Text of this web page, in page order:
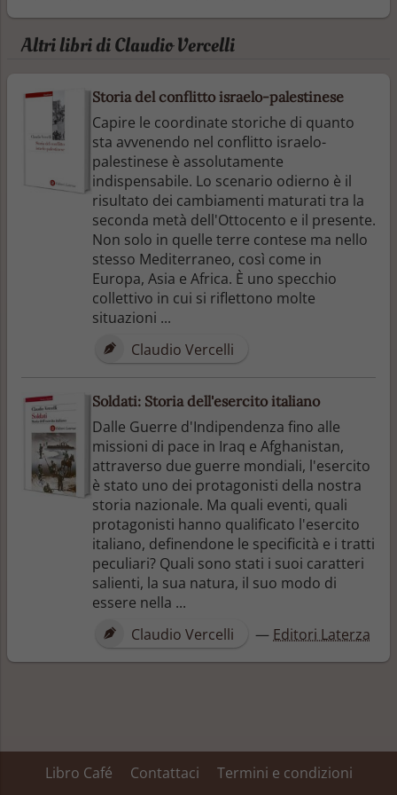
Altri libri di Claudio Vercelli
Storia del conflitto israelo-palestinese
Capire le coordinate storiche di quanto
sta avvenendo nel conflitto israelo-
palestinese è assolutamente
indispensabile. Lo scenario odierno è il
risultato dei cambiamenti maturati tra la
seconda metà dell'Ottocento e il presente.
Non solo in quelle terre contese ma nello
stesso Mediterraneo, così come in
Europa, Asia e Africa. È uno specchio
collettivo in cui si riflettono molte
situazioni ...
Claudio Vercelli
Soldati: Storia dell'esercito italiano
Dalle Guerre d'Indipendenza fino alle
missioni di pace in Iraq e Afghanistan,
attraverso due guerre mondiali, l'esercito
è stato uno dei protagonisti della nostra
storia nazionale. Ma quali eventi, quali
protagonisti hanno qualificato l'esercito
italiano, definendone le specificità e i tratti
peculiari? Quali sono stati i suoi caratteri
salienti, la sua natura, il suo modo di
essere nella ...
Claudio Vercelli
— Editori Laterza
Libro Café Contattaci Termini e condizioni